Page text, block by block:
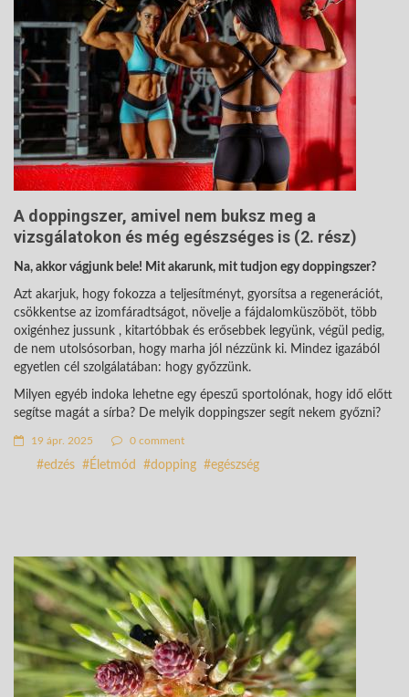
A doppingszer, amivel nem buksz meg a
vizsgálatokon és még egészséges is (2. rész)
Na, akkor vágjunk bele! Mit akarunk, mit tudjon egy doppingszer?
Azt akarjuk, hogy fokozza a teljesítményt, gyorsítsa a regenerációt,
csökkentse az izomfáradtságot, növelje a fájdalomküszöböt, több
oxigénhez jussunk , kitartóbbak és erősebbek legyünk, végül pedig,
de nem utolsósorban, hogy marha jól nézzünk ki. Mindez igazából
egyetlen cél szolgálatában: hogy győzzünk.
Milyen egyéb indoka lehetne egy épeszű sportolónak, hogy idő előtt
segítse magát a sírba? De melyik doppingszer segít nekem győzni?
19 ápr. 2025 0 comment
edzés Életmód dopping egészség